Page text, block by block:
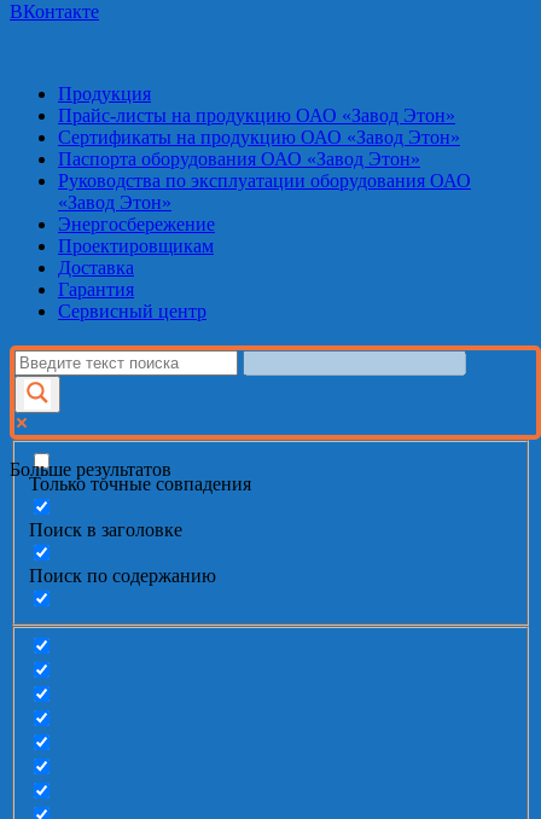
ВКонтакте
Продукция
Прайс-листы на продукцию ОАО «Завод Этон»
Сертификаты на продукцию ОАО «Завод Этон»
Паспорта оборудования ОАО «Завод Этон»
Руководства по эксплуатации оборудования ОАО
«Завод Этон»
Энергосбережение
Проектировщикам
Доставка
Гарантия
Сервисный центр
Больше результатов
Только точные совпадения
Поиск в заголовке
Поиск по содержанию